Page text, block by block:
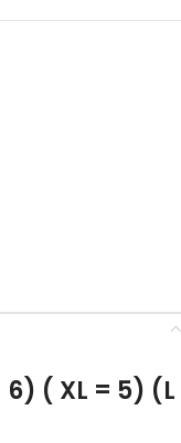
( XL = 5) (L